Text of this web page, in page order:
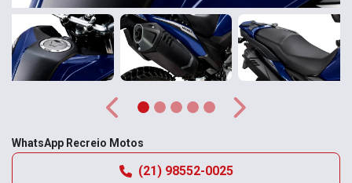
Anterior Próximo
WhatsApp Recreio Motos
(21) 98552-0025